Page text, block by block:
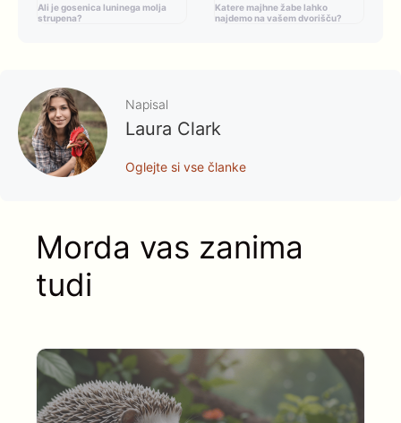
Ali je gosenica luninega molja
strupena?
Katere majhne žabe lahko
najdemo na vašem dvorišču?
Napisal
Laura Clark
Oglejte si vse članke
Morda vas zanima
tudi